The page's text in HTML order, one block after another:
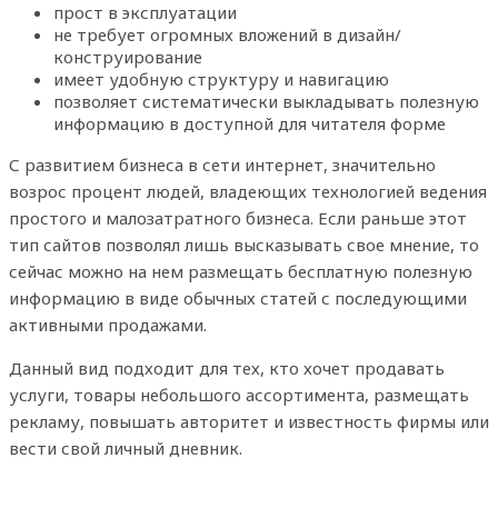
прост в эксплуатации
не требует огромных вложений в дизайн/
конструирование
имеет удобную структуру и навигацию
позволяет систематически выкладывать полезную
информацию в доступной для читателя форме
С развитием бизнеса в сети интернет, значительно
возрос процент людей, владеющих технологией ведения
простого и малозатратного бизнеса. Если раньше этот
тип сайтов позволял лишь высказывать свое мнение, то
сейчас можно на нем размещать бесплатную полезную
информацию в виде обычных статей с последующими
активными продажами.
Данный вид подходит для тех, кто хочет продавать
услуги, товары небольшого ассортимента, размещать
рекламу, повышать авторитет и известность фирмы или
вести свой личный дневник.